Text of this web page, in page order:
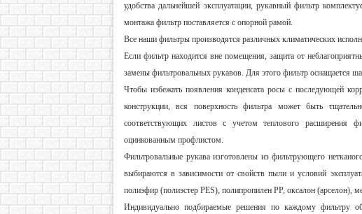
удобства дальнейшей эксплуатации, рукавный фильтр
монтажа фильтр поставляется с опорной рамой.
Все наши фильтры производятся различных климатических
Если фильтр находится вне помещения, защита от
замены фильтровальных рукавов. Для этого фильтр оснащается
Чтобы избежать появления конденсата росы с последующей
конструкции, вся поверхность фильтра может быть
соответствующих листов с учетом теплового расширения
оцинкованным профлистом.
Фильтровальные рукава изготовлены из фильтрующего
выбираются в зависимости от свойств пыли и условий
полиэфир (полиэстер PES), полипропилен PP, оксалон (арселон),
Индивидуально подбираемые решения по каждому фильтру